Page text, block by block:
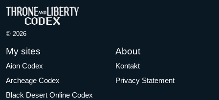
© 2026
My sites
Aion Codex
Archeage Codex
Black Desert Online Codex
About
Kontakt
Privacy Statement